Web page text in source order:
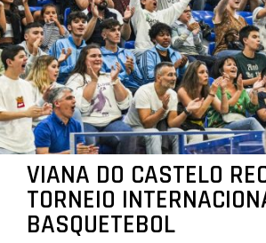
VIANA DO CASTELO
TORNEIO
BASQUETEBOL